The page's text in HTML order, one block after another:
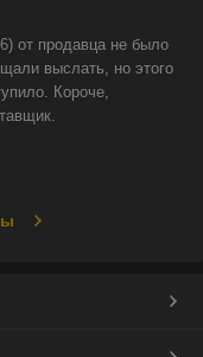
от продавца не было
выслать, но этого
Короче,